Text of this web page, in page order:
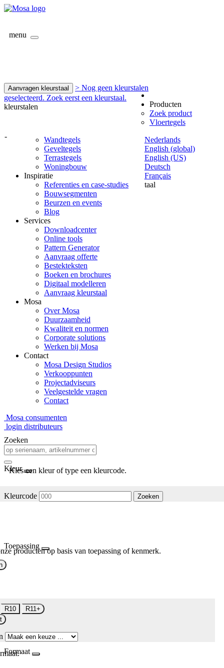
menu
Aanvragen kleurstaal
> Nog geen kleurstalen
geselecteerd. Zoek eerst een kleurstaal.
kleurstalen
-
Nederlands
English (global)
English (US)
Deutsch
Français
taal
Producten
Zoek product
Vloertegels
Wandtegels
Geveltegels
Terrastegels
Woningbouw
Inspiratie
Referenties en case-studies
Bouwsegmenten
Beurzen en events
Blog
Services
Downloadcenter
Online tools
Pattern Generator
Aanvraag offerte
Bestekteksten
Boeken en brochures
Digitaal modelleren
Aanvraag kleurstaal
Mosa
Over Mosa
Duurzaamheid
Kwaliteit en normen
Corporate solutions
Werken bij Mosa
Contact
Mosa Design Studios
Verkooppunten
Projectadviseurs
Veelgestelde vragen
Contact
Mosa consumenten
login distributeurs
Zoeken
Kleur
Kies een kleur of type een kleurcode.
Kleurcode Zoeken
Toepassing
producten op basis van toepassing of kenmerk.
R10
R11+
Formaat